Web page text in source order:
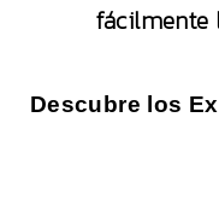
fácilmente
Descubre los